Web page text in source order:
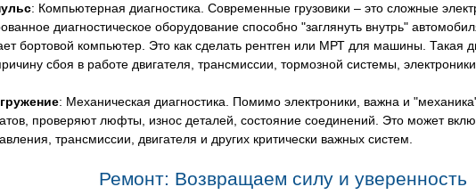
: Компьютерная диагностика. Современные грузовики – это сложные
диагностическое оборудование способно "заглянуть внутрь"
бортовой компьютер. Это как сделать рентген или МРТ для машины. Такая
сбоя в работе двигателя, трансмиссии, тормозной системы,
: Механическая диагностика. Помимо электроники, важна и
проверяют люфты, износ деталей, состояние соединений. Это может
трансмиссии, двигателя и других критически важных систем.
Ремонт: Возвращаем силу и уверенность